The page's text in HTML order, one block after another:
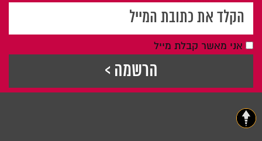
אני מאשר קבלת מייל